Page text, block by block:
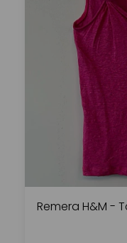
Remera H&M -